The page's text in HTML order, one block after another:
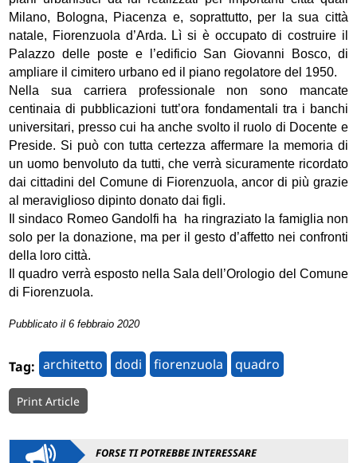
Milano, Bologna, Piacenza e, soprattutto, per la sua città
natale, Fiorenzuola d’Arda. Lì si è occupato di costruire il
Palazzo delle poste e l’edificio San Giovanni Bosco, di
ampliare il cimitero urbano ed il piano regolatore del 1950.
Nella sua carriera professionale non sono mancate
centinaia di pubblicazioni tutt’ora fondamentali tra i banchi
universitari, presso cui ha anche svolto il ruolo di Docente e
Preside. Si può con tutta certezza affermare la memoria di
un uomo benvoluto da tutti, che verrà sicuramente ricordato
dai cittadini del Comune di Fiorenzuola, ancor di più grazie
al meraviglioso dipinto donato dai figli.
Il sindaco Romeo Gandolfi ha ha ringraziato la famiglia non
solo per la donazione, ma per il gesto d’affetto nei confronti
della loro città.
Il quadro verrà esposto nella Sala dell’Orologio del Comune
di Fiorenzuola.
Pubblicato il 6 febbraio 2020
Tag: architetto dodi fiorenzuola quadro
Print Article
FORSE TI POTREBBE INTERESSARE